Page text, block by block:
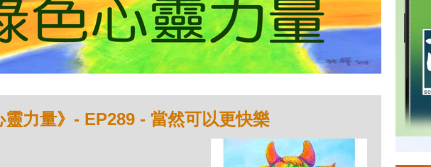
靈力量》- EP289 - 當然可以更快樂